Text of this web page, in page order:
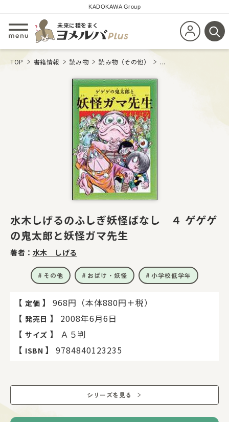
KADOKAWA Group
メニューを開閉する
未来に種をまく
新規会員登
検
TOP 書籍情報 読み物 読み物（その他） ...
水木しげるのふしぎ妖怪ばなし ４ ゲゲゲ
の鬼太郎と妖怪ガマ先生
著者： 水木 しげる
その他 おばけ・妖怪 小学校低学年
【 定価 】
968円（本体880円＋税）
【 発売日 】
2008年6月6日
【 サイズ 】
Ａ５判
【 ISBN 】 9784840123235
シリーズを見る